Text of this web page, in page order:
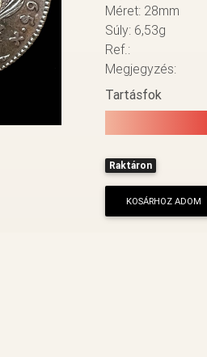
Méret: 28mm
Súly: 6,53g
Ref.:
Megjegyzés:
Tartásfok
Raktáron
KOSÁRHOZ ADOM